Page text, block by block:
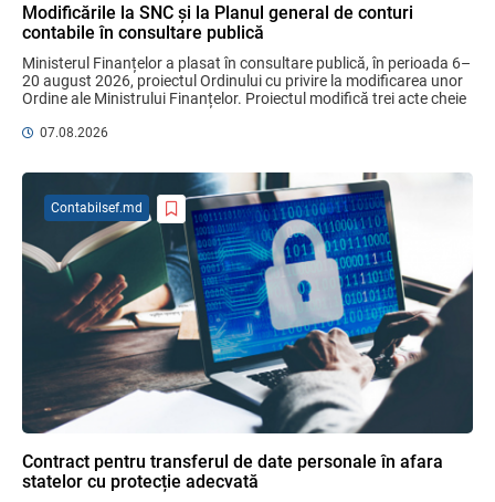
Domenii supuse controalelor fiscale
operative în luna august 2026
05.08.2026 Serviciul Fiscal de Stat
integrală a Titlului IV - accize armonizate
cu legislația UE
03.08.2026
Бухгалтерские и Налоговые
Консультации № 07/2026, комментарии
на полях
06.08.2026 Ciobanu Veaceslav
Plafonul operațiunilor valutare de capital
06.08.2026
Modificările la SNC și la Planul general de conturi
contabile în consultare publică
Ministerul Finanțelor a plasat în consultare publică, în perioada 6–
20 august 2026, proiectul Ordinului cu privire la modificarea unor
Ordine ale Ministrului Finanțelor. Proiectul modifică trei acte cheie
07.08.2026
Contract pentru transferul de date personale în afara
statelor cu protecție adecvată
Contabilsef.md